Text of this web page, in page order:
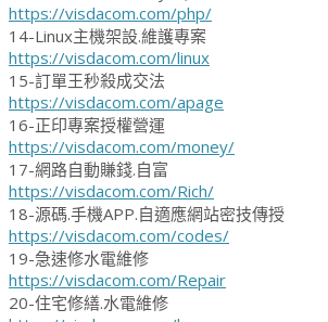
https://visdacom.com/php/
14-Linux主機架設.維護專案
https://visdacom.com/linux
15-訂單王秒殺成交法
https://visdacom.com/apage
16-正印專案授權營運
https://visdacom.com/money/
17-網路自動賺錢.自富
https://visdacom.com/Rich/
18-源碼.手機APP.自適應網站密技傳授
https://visdacom.com/codes/
19-急速修水電維修
https://visdacom.com/Repair
20-住宅修繕.水電維修